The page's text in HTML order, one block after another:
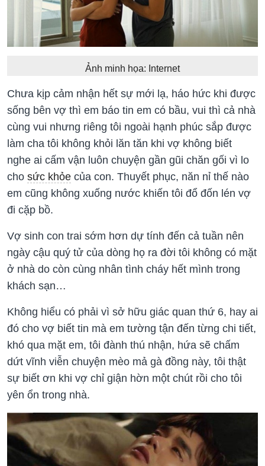
Ảnh minh họa: Internet
Chưa kịp cảm nhận hết sự mới lạ, háo hức khi được
sống bên vợ thì em báo tin em có bầu, vui thì cả nhà
cùng vui nhưng riêng tôi ngoài hạnh phúc sắp được
làm cha tôi không khỏi lăn tăn khi vợ không biết
nghe ai cấm vận luôn chuyện gần gũi chăn gối vì lo
cho sức khỏe của con. Thuyết phục, năn nỉ thế nào
em cũng không xuống nước khiến tôi đổ đốn lén vợ
đi cặp bồ.
Vợ sinh con trai sớm hơn dự tính đến cả tuần nên
ngày cậu quý tử của dòng họ ra đời tôi không có mặt
ở nhà do còn cùng nhân tình cháy hết mình trong
khách sạn…
Không hiểu có phải vì sở hữu giác quan thứ 6, hay ai
đó cho vợ biết tin mà em tường tận đến từng chi tiết,
khó qua mặt em, tôi đành thú nhận, hứa sẽ chấm
dứt vĩnh viễn chuyện mèo mả gà đồng này, tôi thật
sự biết ơn khi vợ chỉ giận hờn một chút rồi cho tôi
yên ổn trong nhà.